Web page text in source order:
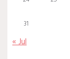
31
« Jul